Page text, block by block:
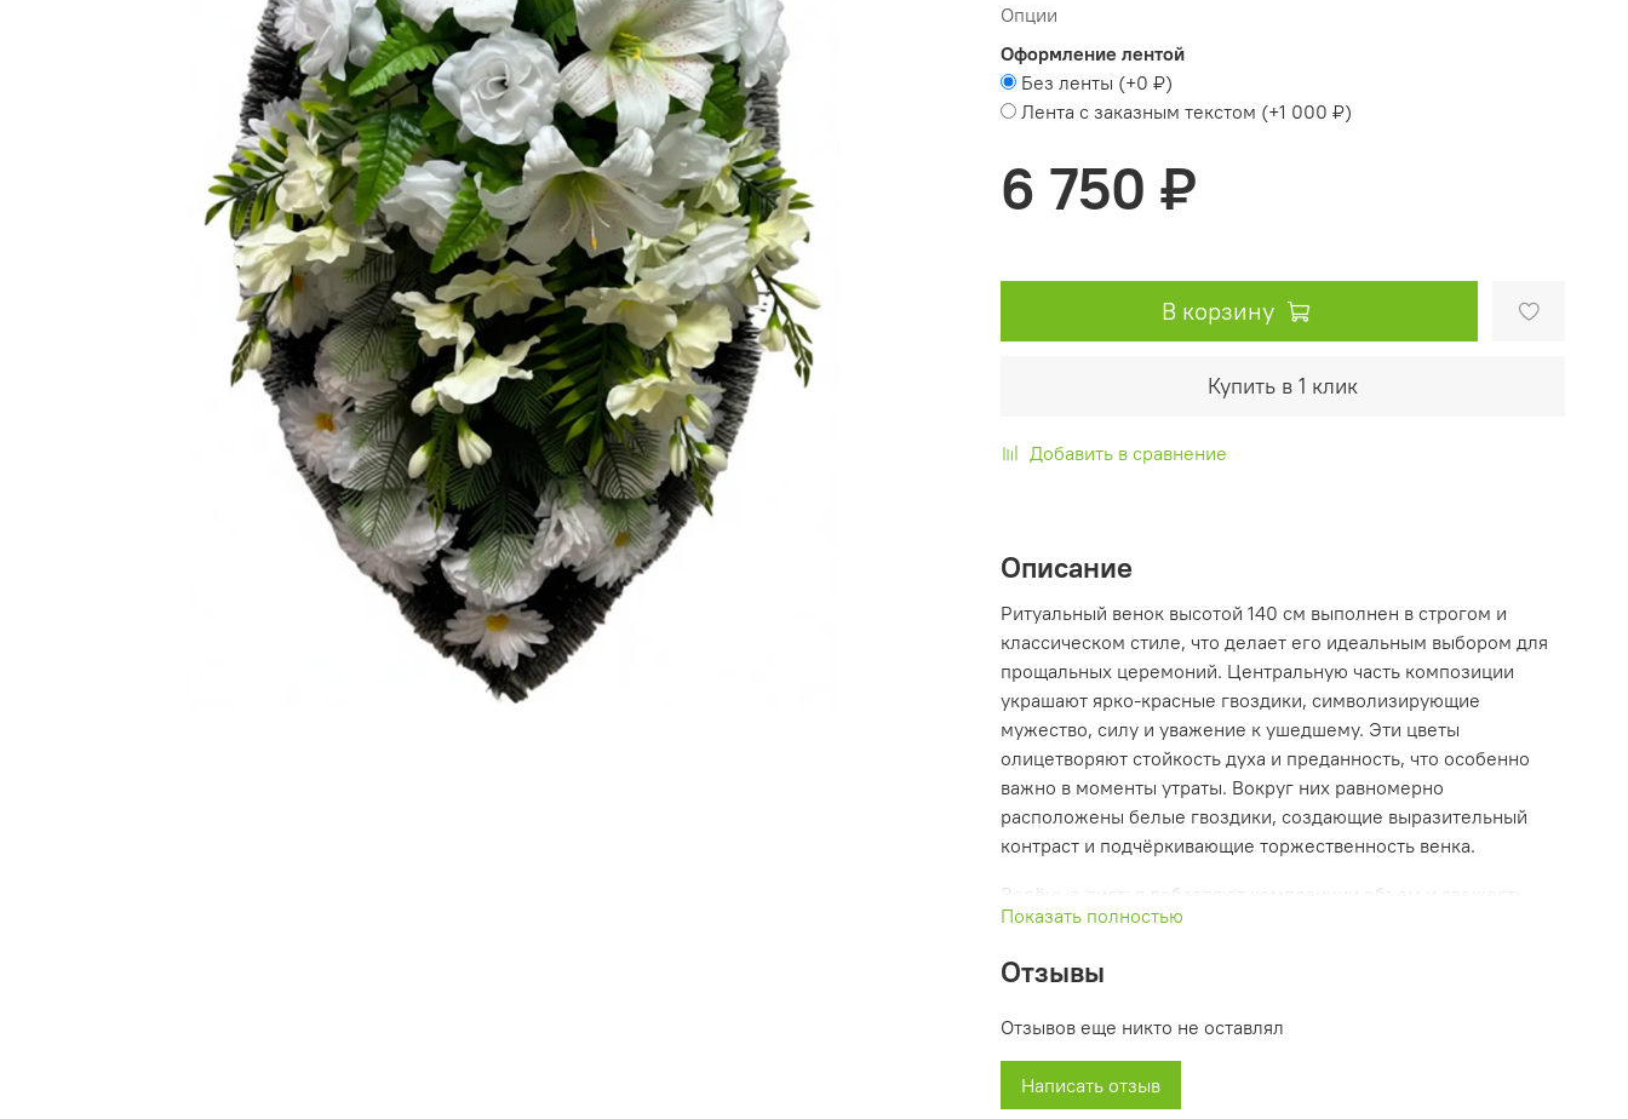
Опции
Оформление лентой
Без ленты (+0 ₽)
Лента с заказным текстом (+1 000 ₽)
6 750 ₽
В корзину
Купить в 1 клик
Добавить в сравнение
Описание
Ритуальный венок высотой 140 см выполнен в строгом и
классическом стиле, что делает его идеальным выбором для
прощальных церемоний. Центральную часть композиции
украшают ярко-красные гвоздики, символизирующие
мужество, силу и уважение к ушедшему. Эти цветы
олицетворяют стойкость духа и преданность, что особенно
важно в моменты утраты. Вокруг них равномерно
расположены белые гвоздики, создающие выразительный
контраст и подчёркивающие торжественность венка.
Зелёные листья добавляют композиции объем и свежесть,
гармонично вписываясь в общую картину. Золотистые ленты,
завершенности, подчёркивая значимость момента прощания.
Этот венок особенно подходит для мужчин, благодаря
сочетанию строгих и контрастных цветов, символизирующих
честь, достоинство и вечную память. Он становится не только
Показать полностью
Отзывы
Отзывов еще никто не оставлял
Написать отзыв